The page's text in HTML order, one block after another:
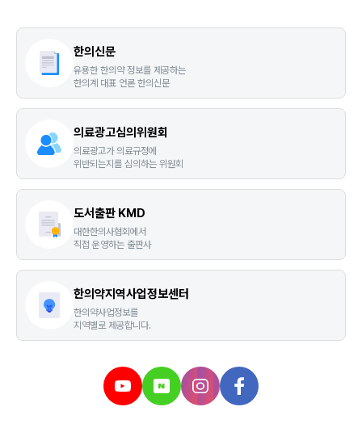
장세인 스포츠한의학회장 인터뷰(Q9.기억에 남는 스포츠 선수와 에피소드는?)
한의신문
유용한 한의약 정보를 제공하는
한의계 대표 언론 한의신문
의료광고심의위원회
의료광고가 의료규정에
위반되는지를 심의하는 위원회
도서출판 KMD
대한한의사협회에서
직접 운영하는 출판사
한의약지역사업정보센터
한의약사업정보를
지역별로 제공합니다.